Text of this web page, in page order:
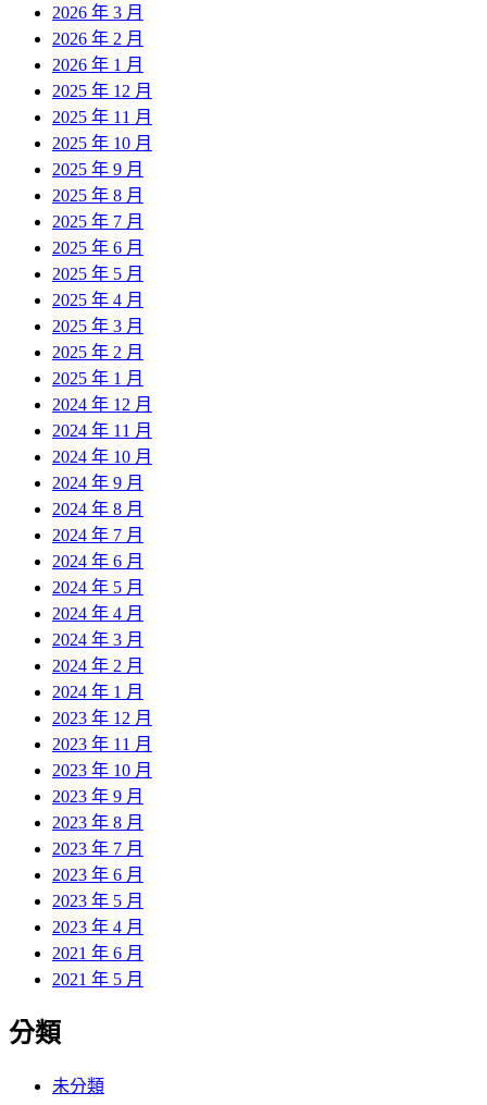
2026 年 3 月
2026 年 2 月
2026 年 1 月
2025 年 12 月
2025 年 11 月
2025 年 10 月
2025 年 9 月
2025 年 8 月
2025 年 7 月
2025 年 6 月
2025 年 5 月
2025 年 4 月
2025 年 3 月
2025 年 2 月
2025 年 1 月
2024 年 12 月
2024 年 11 月
2024 年 10 月
2024 年 9 月
2024 年 8 月
2024 年 7 月
2024 年 6 月
2024 年 5 月
2024 年 4 月
2024 年 3 月
2024 年 2 月
2024 年 1 月
2023 年 12 月
2023 年 11 月
2023 年 10 月
2023 年 9 月
2023 年 8 月
2023 年 7 月
2023 年 6 月
2023 年 5 月
2023 年 4 月
2021 年 6 月
2021 年 5 月
分類
未分類